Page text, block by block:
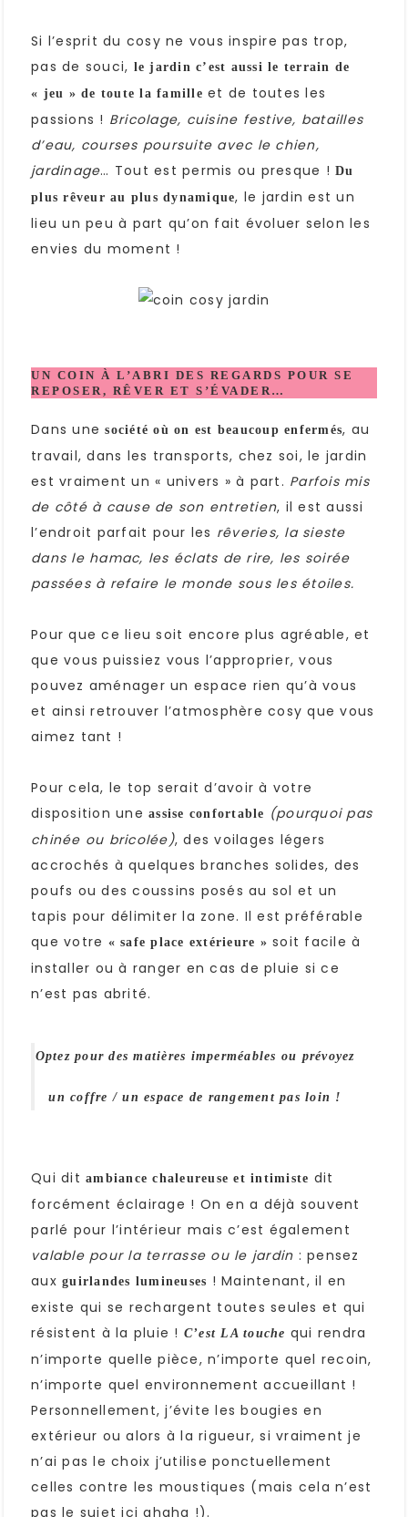
Si l’esprit du cosy ne vous inspire pas trop,
pas de souci, le jardin c’est aussi le terrain de
« jeu » de toute la famille et de toutes les
passions ! Bricolage, cuisine festive, batailles
d’eau, courses poursuite avec le chien,
jardinage… Tout est permis ou presque ! Du
plus rêveur au plus dynamique, le jardin est un
lieu un peu à part qu’on fait évoluer selon les
envies du moment !
UN COIN À L’ABRI DES REGARDS POUR SE
REPOSER, RÊVER ET S’ÉVADER…
Dans unesociété où on est beaucoup enfermés, au
travail, dans les transports, chez soi, le jardin
est vraiment un « univers » à part. Parfois mis
de côté à cause de son entretien, il est aussi
l’endroit parfait pour les rêveries, la sieste
dans le hamac, les éclats de rire, les soirée
passées à refaire le monde sous les étoiles.
Pour que ce lieu soit encore plus agréable, et
que vous puissiez vous l’approprier, vous
pouvez aménager un espace rien qu’à vous
et ainsi retrouver l’atmosphère cosy que vous
aimez tant !
Pour cela, le top serait d’avoir à votre
disposition une assise confortable (pourquoi pas
chinée ou bricolée), des voilages légers
accrochés à quelques branches solides, des
poufs ou des coussins posés au sol et un
tapis pour délimiter la zone. Il est préférable
que votre « safe place extérieure » soit facile à
installer ou à ranger en cas de pluie si ce
n’est pas abrité.
Optez pour des matières imperméables ou prévoyez
un coffre / un espace de rangement pas loin !
Qui dit ambiance chaleureuse et intimiste dit
forcément éclairage ! On en a déjà souvent
parlé pour l’intérieur mais c’est également
valable pour la terrasse ou le jardin : pensez
aux guirlandes lumineuses ! Maintenant, il en
existe qui se rechargent toutes seules et qui
résistent à la pluie ! C’est LA touche qui rendra
n’importe quelle pièce, n’importe quel recoin,
n’importe quel environnement accueillant !
Personnellement, j’évite les bougies en
extérieur ou alors à la rigueur, si vraiment je
n’ai pas le choix j’utilise ponctuellement
celles contre les moustiques (mais cela n’est
pas le sujet ici ahaha !).